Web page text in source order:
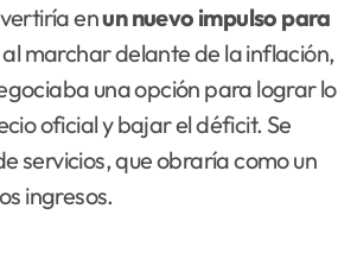
enun nuevo impulso para
marchar delante de la inflación,
una opción para lograr lo
oficial y bajar el déficit. Se
servicios, que obraría como un
ingresos.